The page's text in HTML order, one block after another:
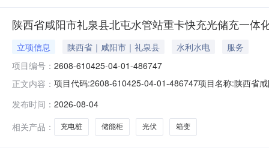
陕西省咸阳市礼泉县北屯水管站重卡快充光储充一体
立项信息 陕西省｜咸阳市｜礼泉县 水利水电
服务
项目编号： 2608-610425-04-01-486747
正文内容： 项目代码:2608-610425-04-01-486747项目名称:陕西省
元）建设性质:新建计划开工时间:202609审核状态:备案
发布时间： 2026-08-04
相关产品：
充电桩 储能柜 光伏 箱变